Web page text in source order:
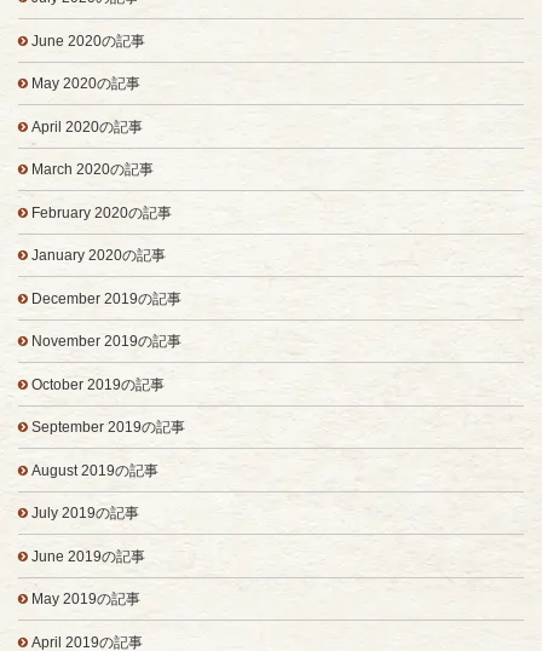
June 2020の記事
May 2020の記事
April 2020の記事
March 2020の記事
February 2020の記事
January 2020の記事
December 2019の記事
November 2019の記事
October 2019の記事
September 2019の記事
August 2019の記事
July 2019の記事
June 2019の記事
May 2019の記事
April 2019の記事